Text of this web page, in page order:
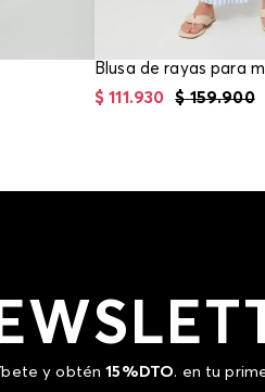
Blusa de rayas para
$ 159.900
$ 111 .930
y obtén15%DTO. en tu